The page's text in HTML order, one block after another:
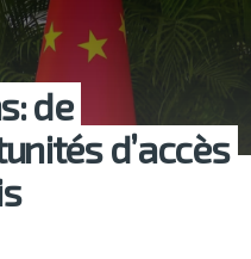
de
d’accès